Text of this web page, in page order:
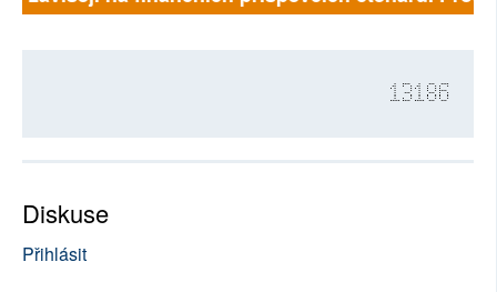
13186
Diskuse
Přihlásit